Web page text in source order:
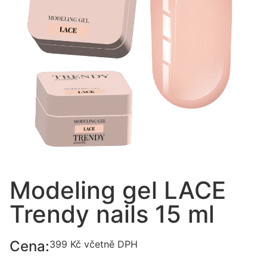
Modeling gel LACE
Trendy nails 15 ml
Cena:399 Kč včetně DPH